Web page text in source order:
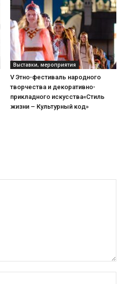
Выставки, мероприятия
V Этно-фестиваль народного
творчества и декоративно-
прикладного искусства«Стиль
жизни – Культурный код»